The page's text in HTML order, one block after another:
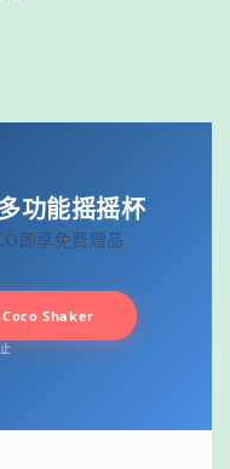
功能摇摇杯
即享免费赠品
Coco Shaker